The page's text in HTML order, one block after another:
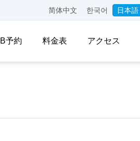
简体中文 한국어 日本語
予約 料金表 アクセス